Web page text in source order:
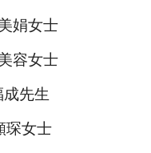
娟女士
容女士
成先生
琛女士